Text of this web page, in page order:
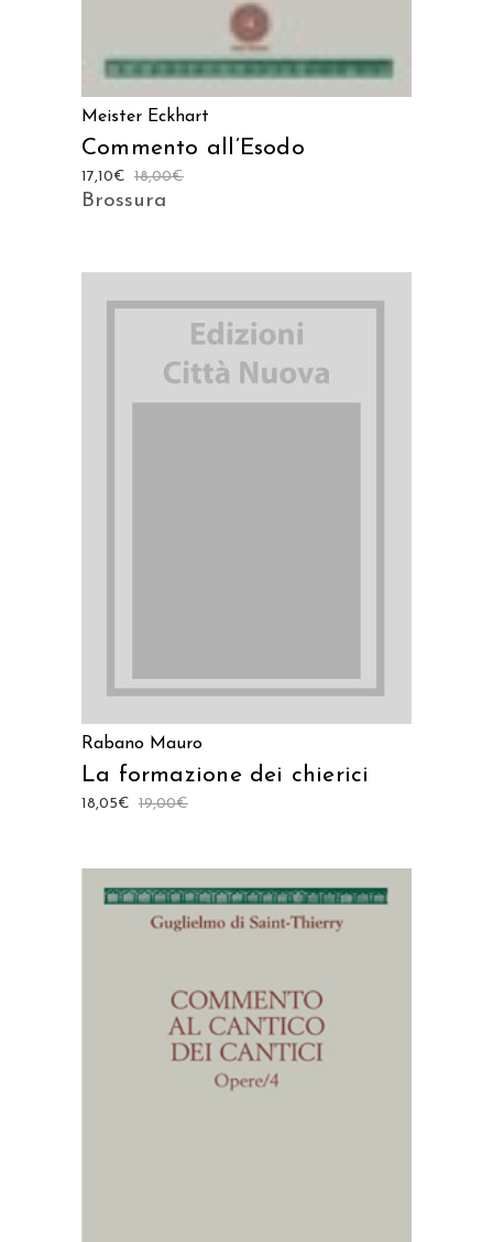
Meister Eckhart
Commento all’Esodo
18,00€
17,10€
Brossura
Rabano Mauro
La formazione dei chierici
19,00€
18,05€